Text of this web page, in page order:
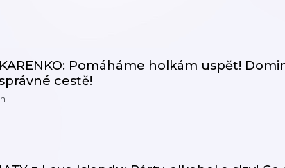
Pomáháme holkám uspět!
cestě!